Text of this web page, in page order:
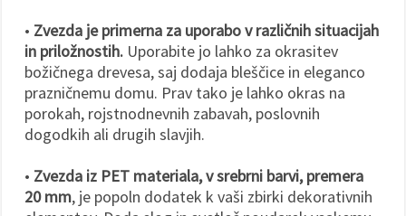
• Zvezda je primerna za uporabo v različnih situacijah
in priložnostih. Uporabite jo lahko za okrasitev
božičnega drevesa, saj dodaja bleščice in eleganco
prazničnemu domu. Prav tako je lahko okras na
porokah, rojstnodnevnih zabavah, poslovnih
dogodkih ali drugih slavjih.
• Zvezda iz PET materiala, v srebrni barvi, premera
20 mm, je popoln dodatek k vaši zbirki dekorativnih